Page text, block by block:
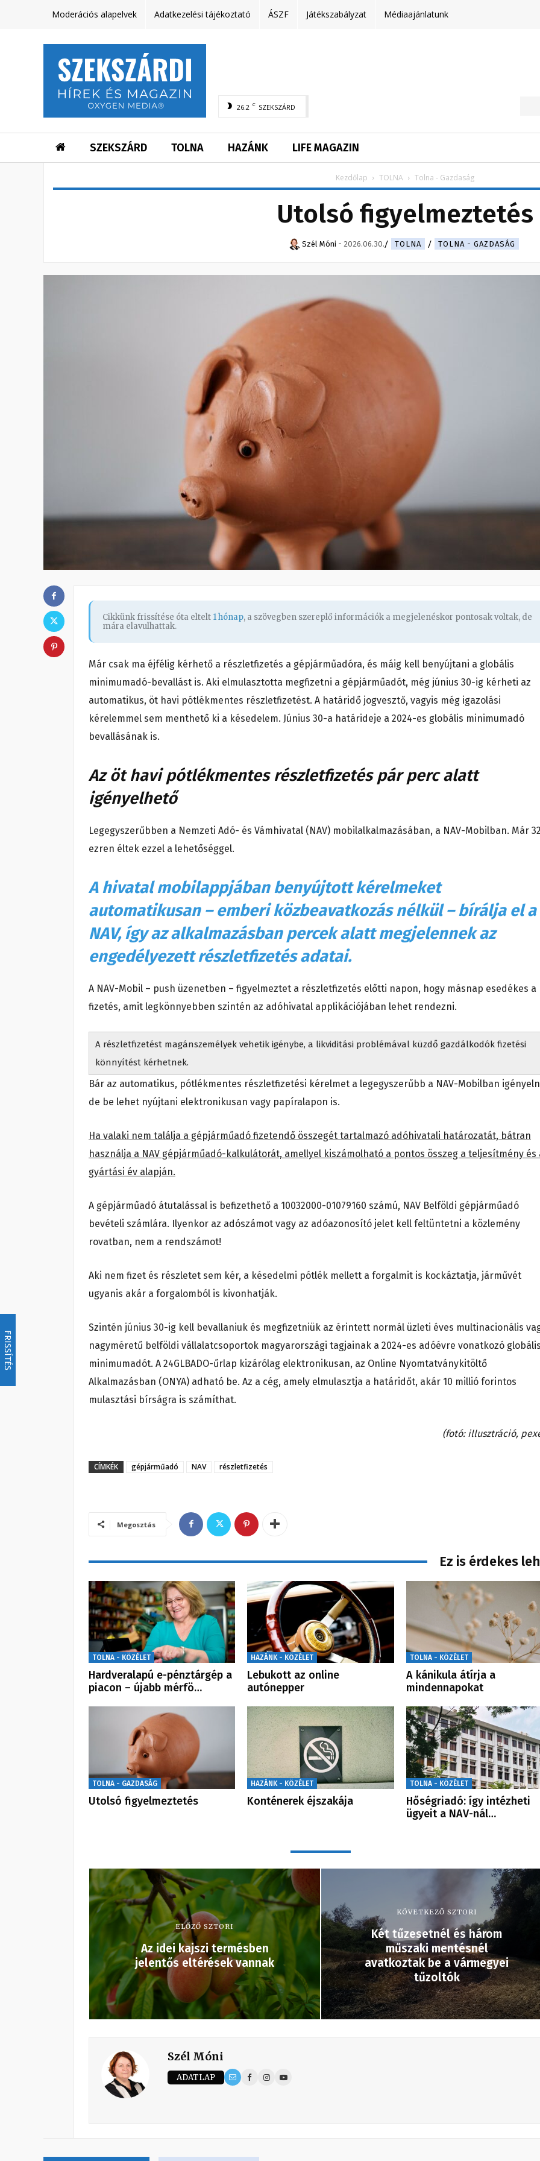
FRISSÍTÉS
Moderációs alapelvek Adatkezelési tájékoztató ÁSZF Játékszabályzat Médiaajánlatunk
26.2 C SZEKSZÁRD
SZEKSZÁRD TOLNA HAZÁNK LIFE MAGAZIN
Kezdőlap TOLNA Tolna - Gazdaság
Utolsó figyelmeztetés
Szél Móni - 2026.06.30. TOLNA TOLNA - GAZDASÁG
Cikkünk frissítése óta eltelt 1 hónap, a szövegben szereplő információk a megjelenéskor pontosak voltak, de
mára elavulhattak.
Már csak ma éjfélig kérhető a részletfizetés a gépjárműadóra, és máig kell benyújtani a globális
minimumadó-bevallást is. Aki elmulasztotta megfizetni a gépjárműadót, még június 30-ig kérheti az
automatikus, öt havi pótlékmentes részletfizetést. A határidő jogvesztő, vagyis még igazolási
kérelemmel sem menthető ki a késedelem. Június 30-a határideje a 2024-es globális minimumadó
bevallásának is.
Az öt havi pótlékmentes részletfizetés pár perc alatt
igényelhető
Legegyszerűbben a Nemzeti Adó- és Vámhivatal (NAV) mobilalkalmazásában, a NAV-Mobilban. Már
ezren éltek ezzel a lehetőséggel.
A hivatal mobilappjában benyújtott kérelmeket
automatikusan – emberi közbeavatkozás nélkül – bírálja el a
NAV, így az alkalmazásban percek alatt megjelennek az
engedélyezett részletfizetés adatai.
A NAV-Mobil – push üzenetben – figyelmeztet a részletfizetés előtti napon, hogy másnap esedékes a
fizetés, amit legkönnyebben szintén az adóhivatal applikációjában lehet rendezni.
A részletfizetést magánszemélyek vehetik igénybe, a likviditási problémával küzdő gazdálkodók fizetési
könnyítést kérhetnek.
Bár az automatikus, pótlékmentes részletfizetési kérelmet a legegyszerűbb a NAV-Mobilban
de be lehet nyújtani elektronikusan vagy papíralapon is.
Ha valaki nem találja a gépjárműadó fizetendő összegét tartalmazó adóhivatali határozatát, bátran
használja a NAV gépjárműadó-kalkulátorát, amellyel kiszámolható a pontos összeg a teljesítmény és
gyártási év alapján.
A gépjárműadó átutalással is befizethető a 10032000-01079160 számú, NAV Belföldi gépjárműadó
bevételi számlára. Ilyenkor az adószámot vagy az adóazonosító jelet kell feltüntetni a közlemény
rovatban, nem a rendszámot!
Aki nem fizet és részletet sem kér, a késedelmi pótlék mellett a forgalmit is kockáztatja, járművét
ugyanis akár a forgalomból is kivonhatják.
Szintén június 30-ig kell bevallaniuk és megfizetniük az érintett normál üzleti éves multinacionális
nagyméretű belföldi vállalatcsoportok magyarországi tagjainak a 2024-es adóévre vonatkozó
minimumadót. A 24GLBADO-űrlap kizárólag elektronikusan, az Online Nyomtatványkitöltő
Alkalmazásban (ONYA) adható be. Az a cég, amely elmulasztja a határidőt, akár 10 millió forintos
mulasztási bírságra is számíthat.
(fotó: illusztráció,
CÍMKÉK gépjárműadó NAV részletfizetés
Megosztás
Ez is érdekes
TOLNA - KÖZÉLET
Hardveralapú e-pénztárgép a
piacon – újabb mérfö…
HAZÁNK - KÖZÉLET
Lebukott az online
autónepper
TOLNA - KÖZÉLET
A kánikula átírja a
mindennapokat
TOLNA - GAZDASÁG
Utolsó figyelmeztetés
HAZÁNK - KÖZÉLET
Konténerek éjszakája
TOLNA - KÖZÉLET
Hőségriadó: így intézheti
ügyeit a NAV-nál…
ELŐZŐ SZTORI
Az idei kajszi termésben
jelentős eltérések vannak
KÖVETKEZŐ SZTORI
Két tűzesetnél és három
műszaki mentésnél
avatkoztak be a vármegyei
tűzoltók
Szél Móni
ADATLAP